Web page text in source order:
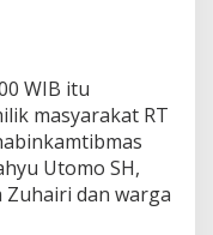
WIB itu
masyarakat RT
Utomo SH,
dan warga